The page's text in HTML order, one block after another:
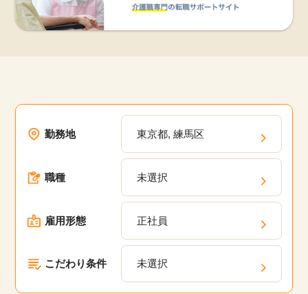
勤務地 東京都, 練馬区
職種 未選択
雇用形態 正社員
こだわり条件 未選択